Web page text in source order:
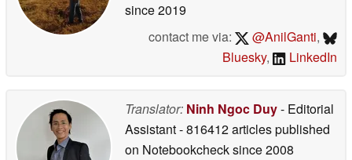
since 2019
contact me via:
@AnilGanti,
Bluesky, LinkedIn
Translator: Ninh Ngoc Duy- Editorial
Assistant- 816412 articles published
on Notebookchecksince 2008